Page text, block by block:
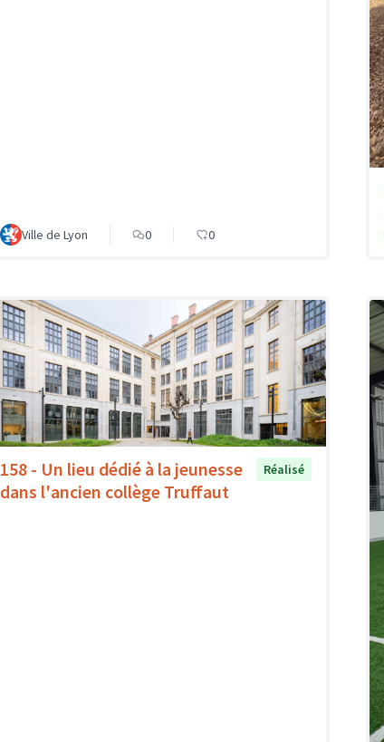
Ville de Lyon 0 0
158 - Un lieu dédié à la jeunesse
dans l'ancien collège Truffaut
Réalisé